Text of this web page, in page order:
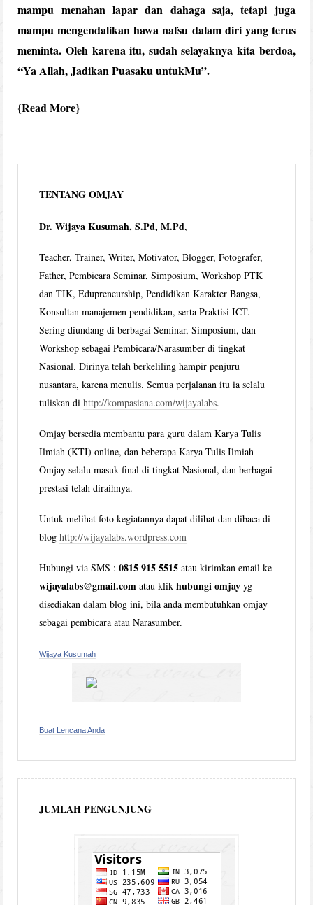
mampu menahan lapar dan dahaga saja, tetapi juga
mampu mengendalikan hawa nafsu dalam diri yang terus
meminta. Oleh karena itu, sudah selayaknya kita berdoa,
“Ya Allah, Jadikan Puasaku untukMu”.
Read More
TENTANG OMJAY
Dr. Wijaya Kusumah, S.Pd, M.Pd,
Teacher, Trainer, Writer, Motivator, Blogger, Fotografer,
Father, Pembicara Seminar, Simposium, Workshop PTK
dan TIK, Edupreneurship, Pendidikan Karakter Bangsa,
Konsultan manajemen pendidikan, serta Praktisi ICT.
Sering diundang di berbagai Seminar, Simposium, dan
Workshop sebagai Pembicara/Narasumber di tingkat
Nasional. Dirinya telah berkeliling hampir penjuru
nusantara, karena menulis. Semua perjalanan itu ia selalu
tuliskan dihttp://kompasiana.com/wijayalabs.
Omjay bersedia membantu para guru dalam Karya Tulis
Ilmiah (KTI) online, dan beberapa Karya Tulis Ilmiah
Omjay selalu masuk final di tingkat Nasional, dan berbagai
prestasi telah diraihnya.
Untuk melihat foto kegiatannya dapat dilihat dan dibaca di
bloghttp://wijayalabs.wordpress.com
Hubungi via SMS :0815 915 5515 atau kirimkan email ke
wijayalabs@gmail.com atau klikhubungi omjay yg
disediakan dalam blog ini, bila anda membutuhkan omjay
sebagai pembicara atau Narasumber.
Wijaya Kusumah
Buat Lencana Anda
JUMLAH PENGUNJUNG